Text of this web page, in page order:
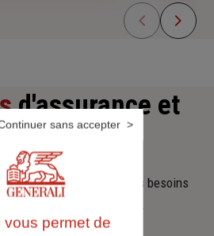
d'assurance et
pour sécuriser vos besoins
anticiper ceux de demain.
vous permet de
sans accepter